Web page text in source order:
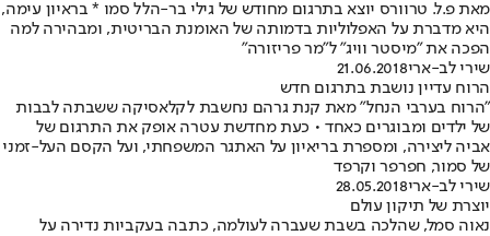
מאת פ.ל. טרוורס יוצא בתרגום מחודש של גילי בר-הלל סמו * בראיון עימה,
היא מדברת על האפלוליות בדמותה של האומנת הבריטית, ומבהירה למה
הפכה את "מיסטר וויג" ל"מר פריזורה"
שירי לב-ארי21.06.2018
הרוח עדיין נושבת בתרגום חדש
"הרוח בערבי הנחל" מאת קנת גרהם נחשבת לקלאסיקה ששבתה לבבות
של ילדים ומבוגרים כאחד • כעת מחדשת עטרה אופק את התרגום של
אביה ליצירה, ומספרת בריאיון על האתגר המשפחתי, ועל הקסם העל-זמני
של סמור, חפרפר וקרפד
שירי לב-ארי28.05.2018
יוצרת של תיקון עולם
נאוה סמל, שהלכה בשבת שעברה לעולמה, כתבה בעקביות נדירה על